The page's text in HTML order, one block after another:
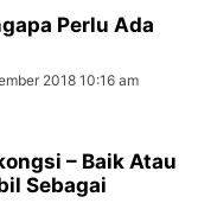
Perlu Ada
2018 10:16 am
– Baik Atau
Sebagai